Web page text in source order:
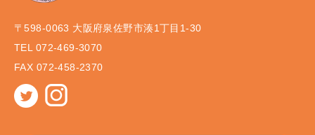
〒598-0063 大阪府泉佐野市湊1丁目1-30
TEL 072-469-3070
FAX 072-458-2370